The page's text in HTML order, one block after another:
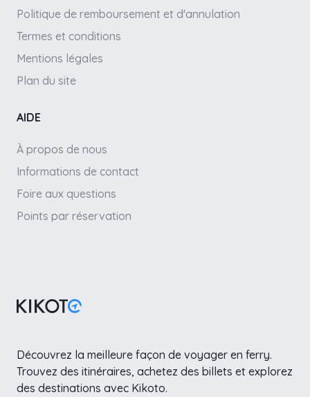
Politique de remboursement et d'annulation
Termes et conditions
Mentions légales
Plan du site
AIDE
À propos de nous
Informations de contact
Foire aux questions
Points par réservation
Découvrez la meilleure façon de voyager en ferry.
Trouvez des itinéraires, achetez des billets et explorez
des destinations avec Kikoto.